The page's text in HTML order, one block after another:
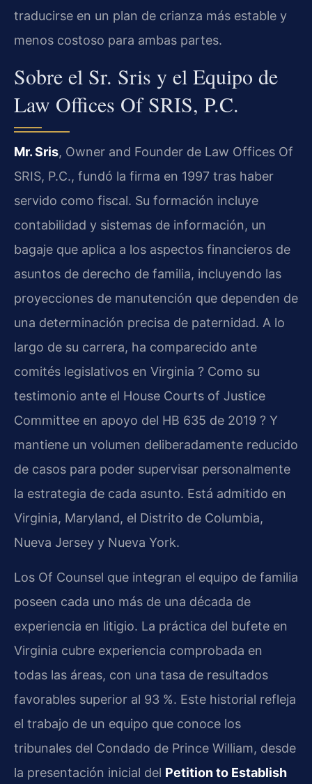
traducirse en un plan de crianza más estable y
menos costoso para ambas partes.
Sobre el Sr. Sris y el Equipo de
Law Offices Of SRIS, P.C.
Mr. Sris, Owner and Founder de Law Offices Of
SRIS, P.C., fundó la firma en 1997 tras haber
servido como fiscal. Su formación incluye
contabilidad y sistemas de información, un
bagaje que aplica a los aspectos financieros de
asuntos de derecho de familia, incluyendo las
proyecciones de manutención que dependen de
una determinación precisa de paternidad. A lo
largo de su carrera, ha comparecido ante
comités legislativos en Virginia ? Como su
testimonio ante el House Courts of Justice
Committee en apoyo del HB 635 de 2019 ? Y
mantiene un volumen deliberadamente reducido
de casos para poder supervisar personalmente
la estrategia de cada asunto. Está admitido en
Virginia, Maryland, el Distrito de Columbia,
Nueva Jersey y Nueva York.
Los Of Counsel que integran el equipo de familia
poseen cada uno más de una década de
experiencia en litigio. La práctica del bufete en
Virginia cubre experiencia comprobada en
todas las áreas, con una tasa de resultados
favorables superior al 93 %. Este historial refleja
el trabajo de un equipo que conoce los
tribunales del Condado de Prince William, desde
la presentación inicial del Petition to Establish